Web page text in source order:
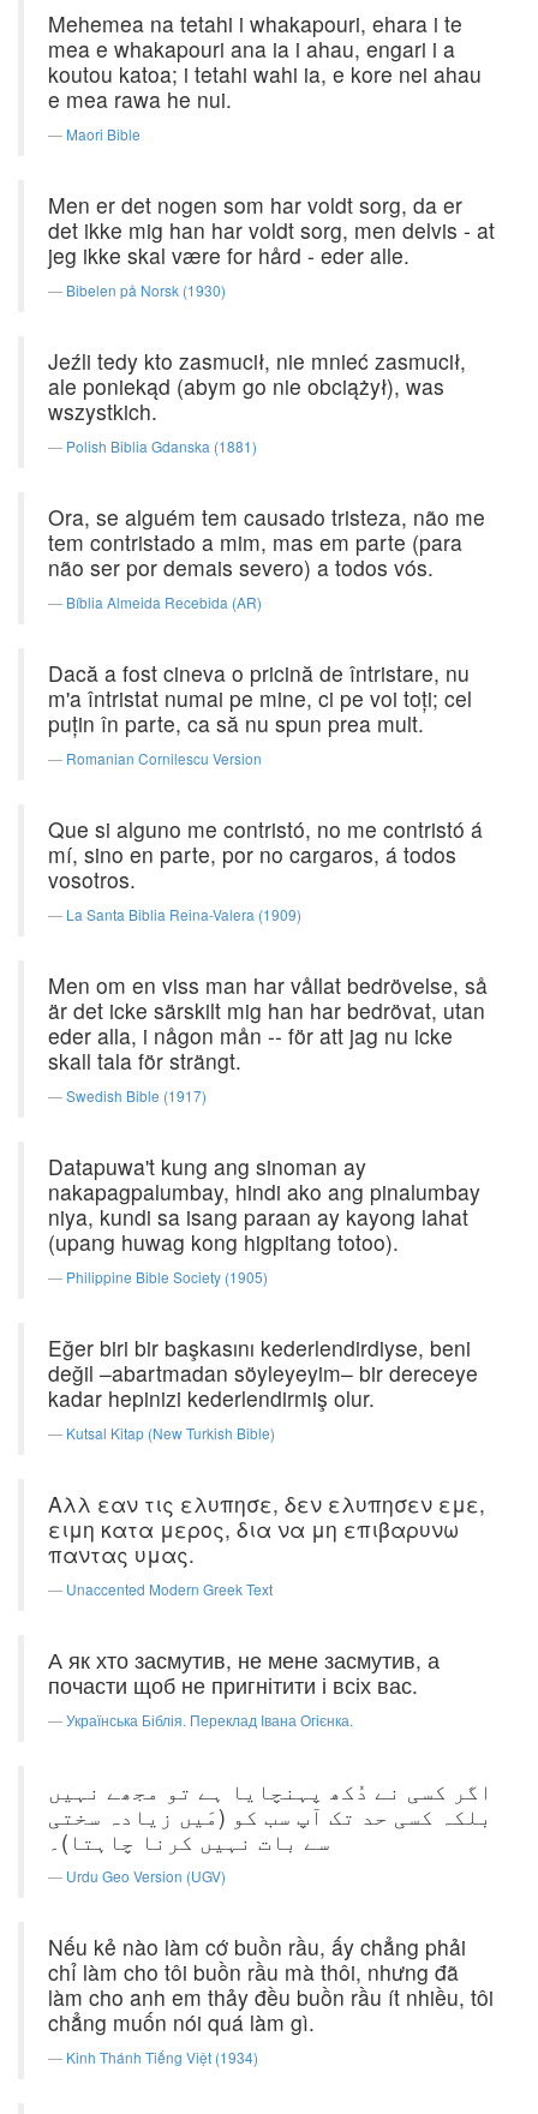
Mehemea na tetahi i whakapouri, ehara i te
mea e whakapouri ana ia i ahau, engari i a
koutou katoa; i tetahi wahi ia, e kore nei ahau
e mea rawa he nui.
Maori Bible
Men er det nogen som har voldt sorg, da er
det ikke mig han har voldt sorg, men delvis - at
jeg ikke skal være for hård - eder alle.
Bibelen på Norsk (1930)
Jeźli tedy kto zasmucił, nie mnieć zasmucił,
ale poniekąd (abym go nie obciążył), was
wszystkich.
Polish Biblia Gdanska (1881)
Ora, se alguém tem causado tristeza, não me
tem contristado a mim, mas em parte (para
não ser por demais severo) a todos vós.
Bíblia Almeida Recebida (AR)
Dacă a fost cineva o pricină de întristare, nu
m'a întristat numai pe mine, ci pe voi toţi; cel
puţin în parte, ca să nu spun prea mult.
Romanian Cornilescu Version
Que si alguno me contristó, no me contristó á
mí, sino en parte, por no cargaros, á todos
vosotros.
La Santa Biblia Reina-Valera (1909)
Men om en viss man har vållat bedrövelse, så
är det icke särskilt mig han har bedrövat, utan
eder alla, i någon mån -- för att jag nu icke
skall tala för strängt.
Swedish Bible (1917)
Datapuwa't kung ang sinoman ay
nakapagpalumbay, hindi ako ang pinalumbay
niya, kundi sa isang paraan ay kayong lahat
(upang huwag kong higpitang totoo).
Philippine Bible Society (1905)
Eğer biri bir başkasını kederlendirdiyse, beni
değil –abartmadan söyleyeyim– bir dereceye
kadar hepinizi kederlendirmiş olur.
Kutsal Kitap (New Turkish Bible)
Αλλ εαν τις ελυπησε, δεν ελυπησεν εμε,
ειμη κατα μερος, δια να μη επιβαρυνω
παντας υμας.
Unaccented Modern Greek Text
А як хто засмутив, не мене засмутив, а
почасти щоб не пригнітити і всіх вас.
Українська Біблія. Переклад Івана Огієнка.
اگر کسی نے دُکھ پہنچایا ہے تو مجھے نہیں
بلکہ کسی حد تک آپ سب کو (مَیں زیادہ سختی
سے بات نہیں کرنا چاہتا)۔
Urdu Geo Version (UGV)
Nếu kẻ nào làm cớ buồn rầu, ấy chẳng phải
chỉ làm cho tôi buồn rầu mà thôi, nhưng đã
làm cho anh em thảy đều buồn rầu ít nhiều, tôi
chẳng muốn nói quá làm gì.
Kinh Thánh Tiếng Việt (1934)